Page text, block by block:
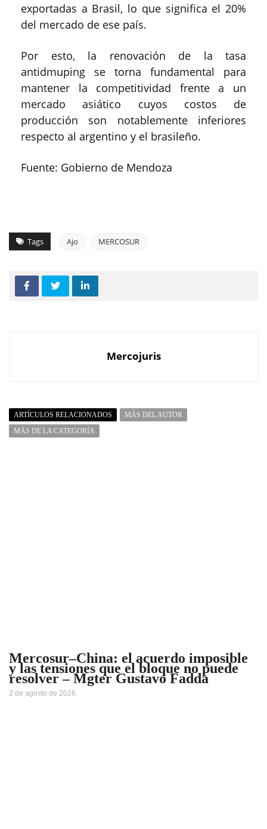
exportadas a Brasil, lo que significa el 20%
del mercado de ese país.
Por esto, la renovación de la tasa
antidmuping se torna fundamental para
mantener la competitividad frente a un
mercado asiático cuyos costos de
producción son notablemente inferiores
respecto al argentino y el brasileño.
Fuente: Gobierno de Mendoza
Tags Ajo MERCOSUR
Mercojuris
ARTÍCULOS RELACIONADOS
MÁS DEL AUTOR
MÁS DE LA CATEGORÍA
Mercosur–China: el acuerdo imposible
y las tensiones que el bloque no puede
resolver – Mgter Gustavo Fadda
2 de agosto de 2026